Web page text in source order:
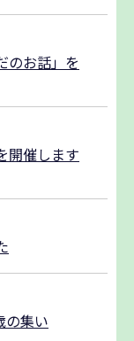
のお話」を
開催します
の集い